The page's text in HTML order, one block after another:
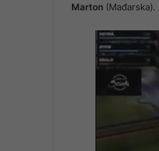
Marton (Mađarska).